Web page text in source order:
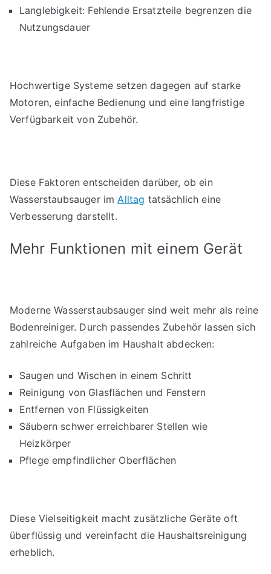
Langlebigkeit: Fehlende Ersatzteile begrenzen die
Nutzungsdauer
Hochwertige Systeme setzen dagegen auf starke
Motoren, einfache Bedienung und eine langfristige
Verfügbarkeit von Zubehör.
Diese Faktoren entscheiden darüber, ob ein
Wasserstaubsauger im Alltag tatsächlich eine
Verbesserung darstellt.
Mehr Funktionen mit einem Gerät
Moderne Wasserstaubsauger sind weit mehr als reine
Bodenreiniger. Durch passendes Zubehör lassen sich
zahlreiche Aufgaben im Haushalt abdecken:
Saugen und Wischen in einem Schritt
Reinigung von Glasflächen und Fenstern
Entfernen von Flüssigkeiten
Säubern schwer erreichbarer Stellen wie
Heizkörper
Pflege empfindlicher Oberflächen
Diese Vielseitigkeit macht zusätzliche Geräte oft
überflüssig und vereinfacht die Haushaltsreinigung
erheblich.